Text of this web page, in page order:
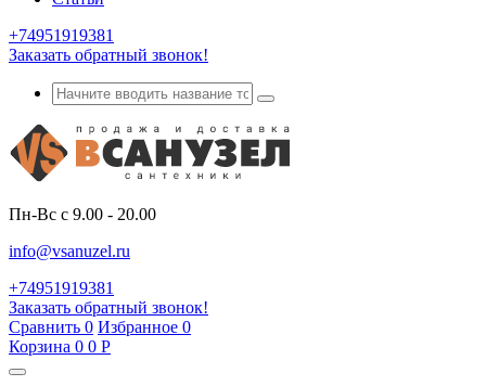
+74951919381
Заказать обратный звонок!
Пн-Вс с 9.00 - 20.00
info@vsanuzel.ru
+74951919381
Заказать обратный звонок!
Сравнить 0 Избранное 0
Корзина 0 0 Р